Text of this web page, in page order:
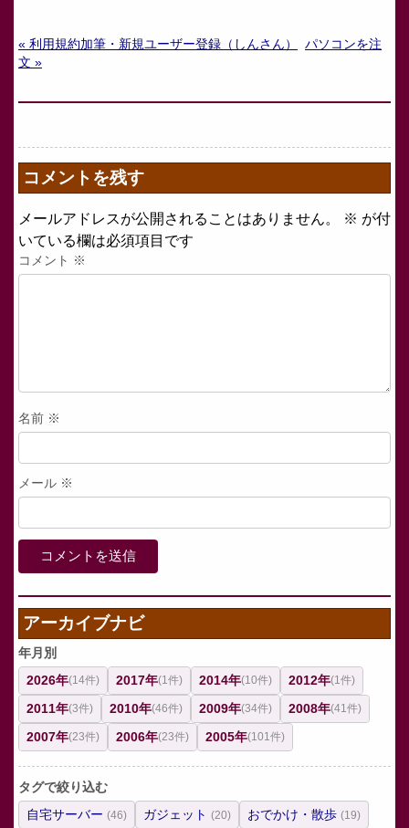
« 利用規約加筆・新規ユーザー登録（しんさん）
パソコンを注
文 »
コメントを残す
メールアドレスが公開されることはありません。 ※ が付
いている欄は必須項目です
コメント ※
名前 ※
メール ※
アーカイブナビ
年月別
2026年(14件) 2017年(1件) 2014年(10件) 2012年(1件)
2011年(3件) 2010年(46件) 2009年(34件) 2008年(41件)
2007年(23件) 2006年(23件) 2005年(101件)
タグで絞り込む
自宅サーバー (46) ガジェット (20) おでかけ・散歩 (19)